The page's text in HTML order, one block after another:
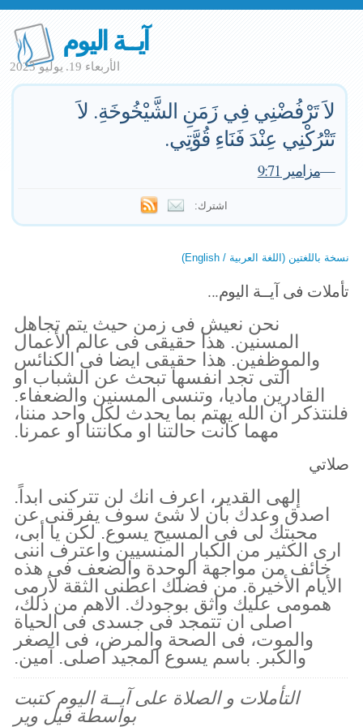
آيــة اليوم
الأربعاء 19. يوليو 2023
لاَ تَرْفُضْنِي فِي زَمَنِ الشَّيْخُوخَةِ. لاَ
تَتْرُكْنِي عِنْدَ فَنَاءِ قُوَّتِي.
—مزامير 9:71
اشترك:
نسخة باللغتين (اللغة العربية / English)
تأملات فى آيــة اليوم...
نحن نعيش فى زمن حيث يتم تجاهل
المسنين. هذا حقيقى فى عالم الأعمال
والموظفين. هذا حقيقى ايضا فى الكنائس
التى تجد انفسها تبحث عن الشباب او
القادرين ماديا، وتنسى المسنين والضعفاء.
فلنتذكر ان الله يهتم بما يحدث لكل واحد مننا،
مهما كانت حالتنا او مكانتنا او عمرنا.
صلاتي
إلهى القدير، اعرف انك لن تتركنى ابداً.
اصدق وعدك بأن لا شئ سوف يفرقنى عن
محبتك لى فى المسيح يسوع. لكن يا أبى،
ارى الكثير من الكبار المنسيين واعترف اننى
خائف من مواجهة الوحدة والضعف فى هذه
الأيام الأخيرة. من فضلك اعطنى الثقة لأرمى
همومى عليك واثق بوجودك. الاهم من ذلك،
اصلى ان تتمجد فى جسدى فى الحياة
والموت، فى الصحة والمرض، فى الصغر
والكبر. باسم يسوع المجيد اصلى. آمين.
التأملات و الصلاة على آيــة اليوم كتبت
بواسطة فيل وير